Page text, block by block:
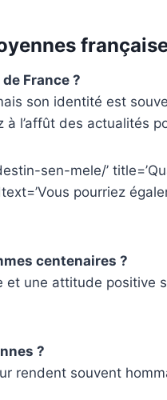
France ?
son identité est
l’affût des actualités
sen-mele/’
pourriez
centenaires ?
et une attitude positive
?
rendent souvent